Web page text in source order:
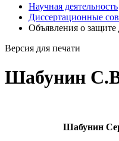
Научная деятельность
Диссертационные
Объявления о
Версия для печати
Шабунин
Шабунин